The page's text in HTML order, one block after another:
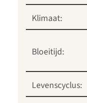
Klimaat:
Bloeitijd:
Levenscyclus: